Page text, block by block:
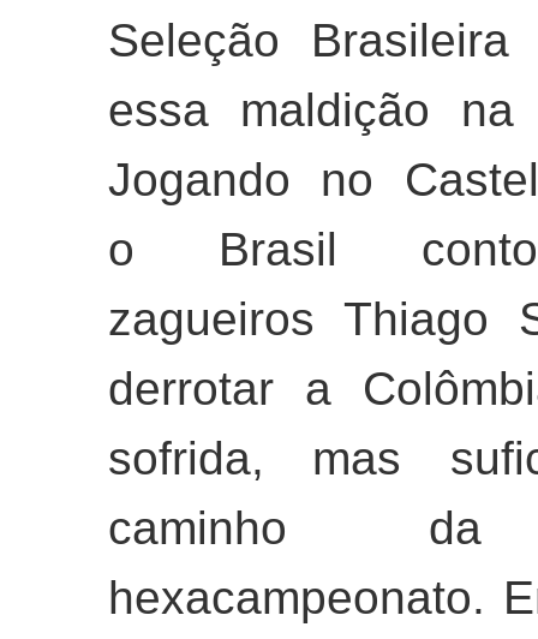
Seleção
essa maldição na
Jogando no
o Brasil
zagueiros Thiago
derrotar a
sofrida, mas
caminho da
hexacampeonato.